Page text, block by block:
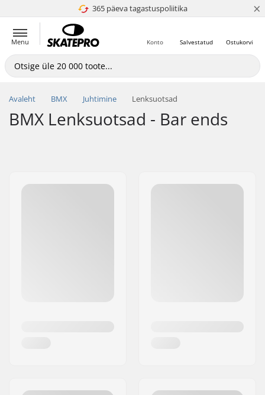
365 päeva tagastuspoliitika
4.8 paljaks 5 ×
Menu Ostukorvi
Salvestatud
Konto
Avaleht BMX Juhtimine Lenksuotsad
BMX Lenksuotsad - Bar ends